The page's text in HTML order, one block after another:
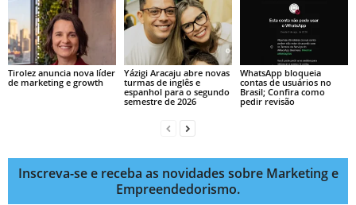
Tirolez anuncia nova líder
de marketing e growth
Yázigi Aracaju abre novas
turmas de inglês e
espanhol para o segundo
semestre de 2026
WhatsApp bloqueia
contas de usuários no
Brasil; Confira como
pedir revisão
Inscreva-se e receba as novidades sobre Marketing e
Empreendedorismo.